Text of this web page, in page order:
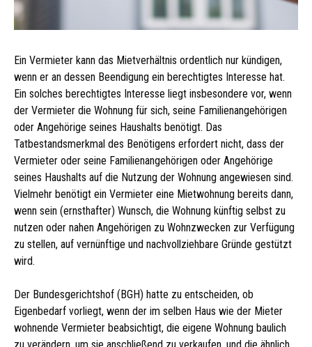
Ein Vermieter kann das Mietverhältnis ordentlich nur kündigen,
wenn er an dessen Beendigung ein berechtigtes Interesse hat.
Ein solches berechtigtes Interesse liegt insbesondere vor, wenn
der Vermieter die Wohnung für sich, seine Familienangehörigen
oder Angehörige seines Haushalts benötigt. Das
Tatbestandsmerkmal des Benötigens erfordert nicht, dass der
Vermieter oder seine Familienangehörigen oder Angehörige
seines Haushalts auf die Nutzung der Wohnung angewiesen sind.
Vielmehr benötigt ein Vermieter eine Mietwohnung bereits dann,
wenn sein (ernsthafter) Wunsch, die Wohnung künftig selbst zu
nutzen oder nahen Angehörigen zu Wohnzwecken zur Verfügung
zu stellen, auf vernünftige und nachvollziehbare Gründe gestützt
wird.
Der Bundesgerichtshof (BGH) hatte zu entscheiden, ob
Eigenbedarf vorliegt, wenn der im selben Haus wie der Mieter
wohnende Vermieter beabsichtigt, die eigene Wohnung baulich